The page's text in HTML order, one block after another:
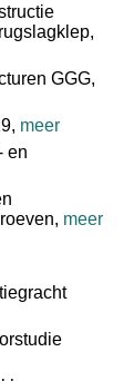
GGG,
meer
en
meer